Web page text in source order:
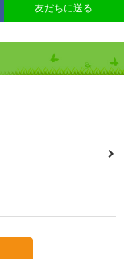
友だちに送る